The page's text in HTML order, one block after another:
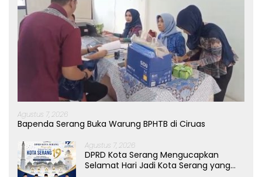
Agustus 7, 2026
Bapenda Serang Buka Warung BPHTB di Ciruas
Agustus 7, 2026
DPRD Kota Serang Mengucapkan
Selamat Hari Jadi Kota Serang yang